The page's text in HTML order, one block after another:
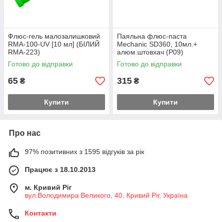
Флюс-гель малозалишковий
RMA-100-UV [10 мл] (БІЛИЙ
RMA-223)
Готово до відправки
65 ₴
Купити
Паяльна флюс-паста
Mechanic SD360, 10мл.+
алюм.штовхач (Р09)
Готово до відправки
315 ₴
Купити
Про нас
97% позитивних з 1595 відгуків за рік
Працює з 18.10.2013
м. Кривий Ріг
вул.Володимира Великого, 40, Кривий Ріг, Україна
Контакти